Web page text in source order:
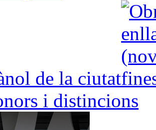
de la ciutat
i distincions